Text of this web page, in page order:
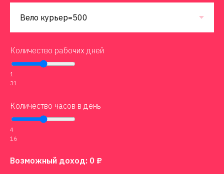
Количество рабочих дней
1
31
Количество часов в день
4
16
Возможный доход: 0 ₽